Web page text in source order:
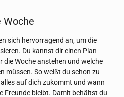
Woche
sich hervorragend an, um die
Du kannst dir einen Plan
die Woche anstehen und welche
müssen. So weißt du schon zu
auf dich zukommt und wann
Freunde bleibt. Damit behältst du